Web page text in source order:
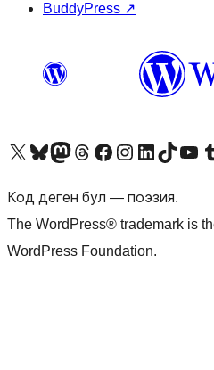
BuddyPress ↗
Visit our X (formerly Twitter) account
Visit our Bluesky account
Биздин Mastodon түрмөгүбүзгө баш багыңыз
Visit our Threads account
Биздин Facebook баракчабызга кириңиз
Биздин Instagram баракчабызга баш багыңыз
Биздин LinkedIn баракчабызга баш багыңыз
Visit our TikTok
Visit our
Код деген бул — поэзия.
The WordPress® trademark is
WordPress Foundation.